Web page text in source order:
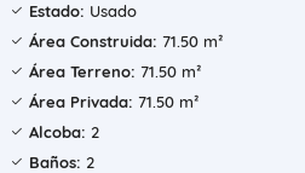
Estado: Usado
Área Construida: 71.50 m²
Área Terreno: 71.50 m²
Área Privada: 71.50 m²
Alcoba: 2
Baños: 2